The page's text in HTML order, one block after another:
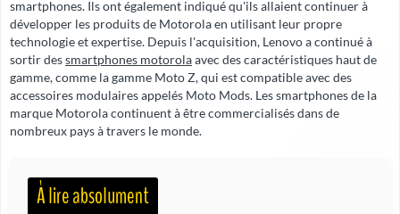
smartphones. Ils ont également indiqué qu'ils allaient continuer à
développer les produits de Motorola en utilisant leur propre
technologie et expertise. Depuis l'acquisition, Lenovo a continué à
sortir dessmartphones motorolaavec des caractéristiques haut de
gamme, comme la gamme Moto Z, qui est compatible avec des
accessoires modulaires appelés Moto Mods. Les smartphones de la
marque Motorola continuent à être commercialisés dans de
nombreux pays à travers le monde.
À lire absolument